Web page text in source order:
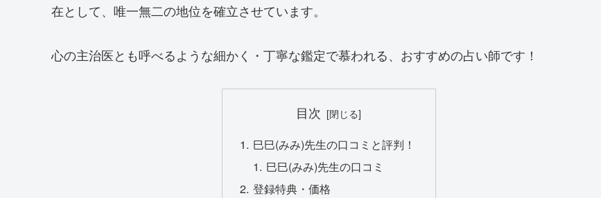
在として、唯一無二の地位を確立させています。
心の主治医とも呼べるような細かく・丁寧な鑑定で慕われる、おすすめの占い師です！
目次
巳巳(みみ)先生の口コミと評判！
巳巳(みみ)先生の口コミ
登録特典・価格